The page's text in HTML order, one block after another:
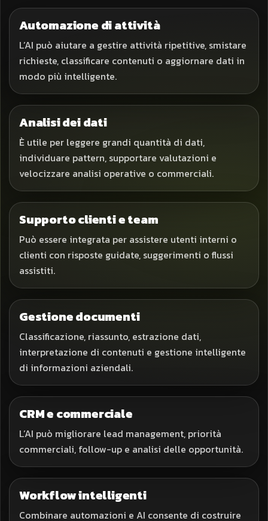
Automazione di attività
L’AI può aiutare a gestire attività ripetitive, smistare
richieste, classificare contenuti o aggiornare dati in
modo più intelligente.
Analisi dei dati
È utile per leggere grandi quantità di dati,
individuare pattern, supportare valutazioni e
velocizzare analisi operative o commerciali.
Supporto clienti e team
Può essere integrata per assistere utenti interni o
clienti con risposte guidate, suggerimenti o flussi
assistiti.
Gestione documenti
Classificazione, riassunto, estrazione dati,
interpretazione di contenuti e gestione intelligente
di informazioni aziendali.
CRM e commerciale
L’AI può migliorare lead management, priorità
commerciali, follow-up e analisi delle opportunità.
Workflow intelligenti
Combinare automazioni e AI consente di costruire